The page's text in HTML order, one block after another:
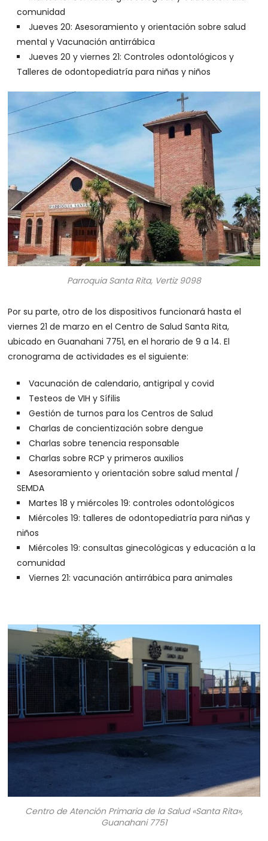
comunidad
Jueves 20: Asesoramiento y orientación sobre salud
mental y Vacunación antirrábica
Jueves 20 y viernes 21: Controles odontológicos y
Talleres de odontopediatría para niñas y niños
Parroquia Santa Rita, Vertiz 9098
Por su parte, otro de los dispositivos funcionará hasta el
viernes 21 de marzo en el Centro de Salud Santa Rita,
ubicado en Guanahani 7751, en el horario de 9 a 14. El
cronograma de actividades es el siguiente:
Vacunación de calendario, antigripal y covid
Testeos de VIH y Sífilis
Gestión de turnos para los Centros de Salud
Charlas de concientización sobre dengue
Charlas sobre tenencia responsable
Charlas sobre RCP y primeros auxilios
Asesoramiento y orientación sobre salud mental /
SEMDA
Martes 18 y miércoles 19: controles odontológicos
Miércoles 19: talleres de odontopediatría para niñas y
niños
Miércoles 19: consultas ginecológicas y educación a la
comunidad
Viernes 21: vacunación antirrábica para animales
Centro de Atención Primaria de la Salud «Santa Rita»,
Guanahani 7751